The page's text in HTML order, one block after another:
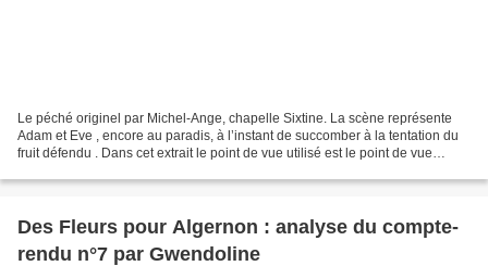
Le péché originel par Michel-Ange, chapelle Sixtine. La scène représente
Adam et Eve , encore au paradis, à l’instant de succomber à la tentation du
fruit défendu . Dans cet extrait le point de vue utilisé est le point de vue
Des Fleurs pour Algernon : analyse du compte-
rendu n°7 par Gwendoline